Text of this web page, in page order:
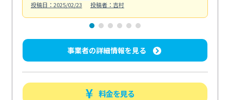
投稿日：2025/02/23
投稿者：吉村
事業者の詳細情報を見る
料金を見る